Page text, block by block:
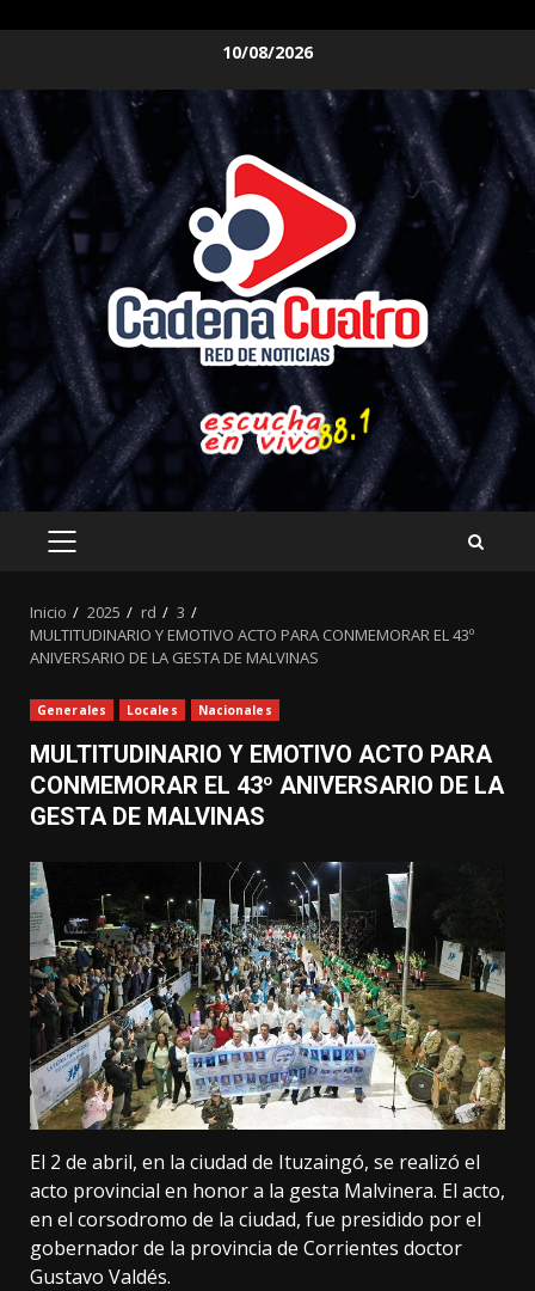
contenido
10/08/2026
MENÚ
Inicio 2025 rd
3
MULTITUDINARIO Y EMOTIVO ACTO PARA CONMEMORAR EL 43º
ANIVERSARIO DE LA GESTA DE MALVINAS
Generales Locales Nacionales
MULTITUDINARIO Y EMOTIVO ACTO PARA
CONMEMORAR EL 43º ANIVERSARIO DE LA
GESTA DE MALVINAS
El 2 de abril, en la ciudad de Ituzaingó, se realizó el
acto provincial en honor a la gesta Malvinera. El acto,
en el corsodromo de la ciudad, fue presidido por el
gobernador de la provincia de Corrientes doctor
Gustavo Valdés.